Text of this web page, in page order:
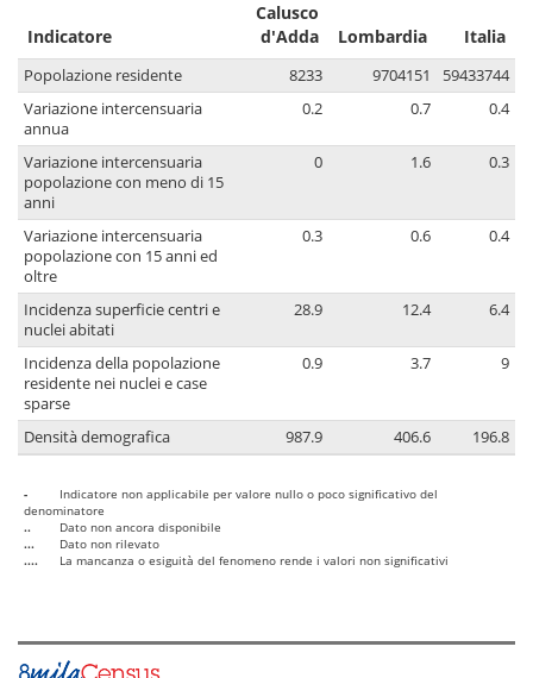
Indicatore
Calusco
d'Adda
Lombardia Italia
Popolazione residente 8233 9704151
59433744
Variazione intercensuaria
annua
0.2 0.7 0.4
Variazione intercensuaria
popolazione con meno di 15
anni
0 1.6 0.3
Variazione intercensuaria
popolazione con 15 anni ed
oltre
0.3 0.6 0.4
Incidenza superficie centri e
nuclei abitati
28.9 12.4 6.4
Incidenza della popolazione
residente nei nuclei e case
sparse
0.9 3.7 9
Densità demografica 987.9 406.6 196.8
-
Indicatore non applicabile per valore nullo o poco significativo del
denominatore
..
Dato non ancora disponibile
...
Dato non rilevato
....
La mancanza o esiguità del fenomeno rende i valori non significativi